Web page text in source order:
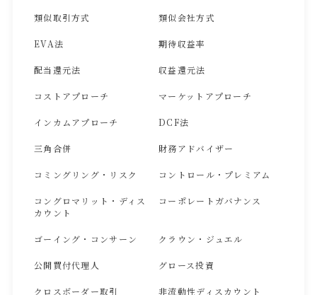
類似取引方式 類似会社方式
EVA法 期待収益率
配当還元法 収益還元法
コストアプローチ マーケットアプローチ
インカムアプローチ DCF法
三角合併 財務アドバイザー
コミングリング・リスク コントロール・プレミアム
コングロマリット・ディス
カウント
コーポレートガバナンス
ゴーイング・コンサーン クラウン・ジュエル
公開買付代理人 グロース投資
クロスボーダー取引 非流動性ディスカウント